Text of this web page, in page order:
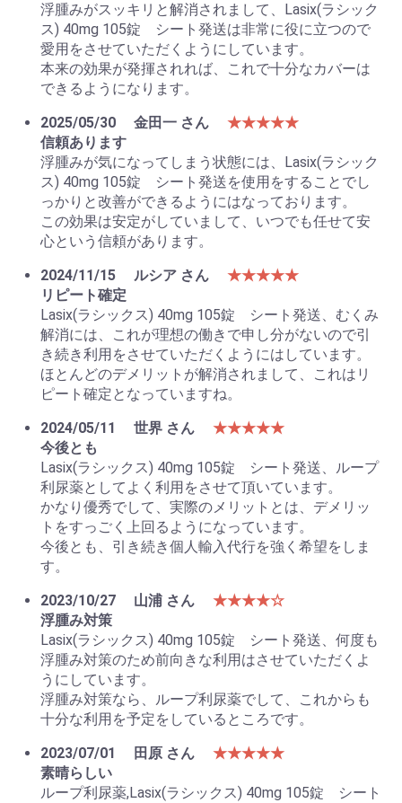
浮腫みがスッキリと解消されまして、Lasix(ラシック
ス) 40mg 105錠 シート発送は非常に役に立つので
愛用をさせていただくようにしています。
本来の効果が発揮されれば、これで十分なカバーは
できるようになります。
2025/05/30
金田一 さん
★★★★★
信頼あります
浮腫みが気になってしまう状態には、Lasix(ラシック
ス) 40mg 105錠 シート発送を使用をすることでし
っかりと改善ができるようにはなっております。
この効果は安定がしていまして、いつでも任せて安
心という信頼があります。
2024/11/15
ルシア さん
★★★★★
リピート確定
Lasix(ラシックス) 40mg 105錠 シート発送、むくみ
解消には、これが理想の働きで申し分がないので引
き続き利用をさせていただくようにはしています。
ほとんどのデメリットが解消されまして、これはリ
ピート確定となっていますね。
2024/05/11
世界 さん
★★★★★
今後とも
Lasix(ラシックス) 40mg 105錠 シート発送、ループ
利尿薬としてよく利用をさせて頂いています。
かなり優秀でして、実際のメリットとは、デメリッ
トをすっごく上回るようになっています。
今後とも、引き続き個人輸入代行を強く希望をしま
す。
2023/10/27
山浦 さん
★★★★☆
浮腫み対策
Lasix(ラシックス) 40mg 105錠 シート発送、何度も
浮腫み対策のため前向きな利用はさせていただくよ
うにしています。
浮腫み対策なら、ループ利尿薬でして、これからも
十分な利用を予定をしているところです。
2023/07/01
田原 さん
★★★★★
素晴らしい
ループ利尿薬,Lasix(ラシックス) 40mg 105錠 シート